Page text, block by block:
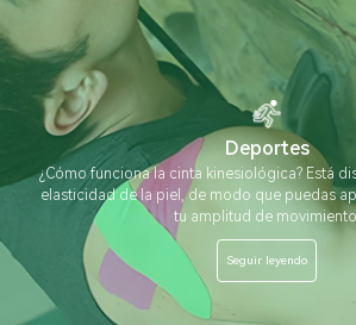
Deportes
¿Cómo funciona la cinta kinesiológica? Está
elasticidad de la piel, de modo que puedas
tu amplitud de
Seguir leyendo